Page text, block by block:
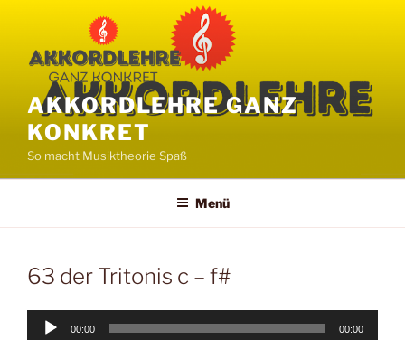
springen
AKKORDLEHRE GANZ
KONKRET
So macht Musiktheorie Spaß
Menü
63 der Tritonis c – f#
Audio-
00:00 00:00